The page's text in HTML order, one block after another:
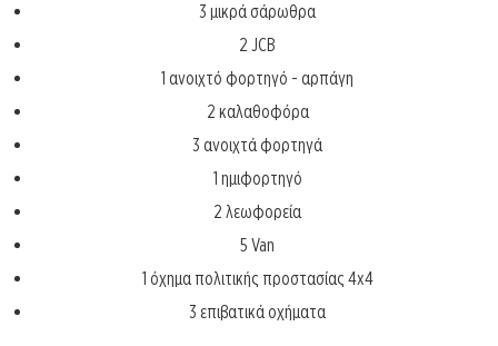
3 μικρά σάρωθρα
2 JCB
1 ανοιχτό φορτηγό - αρπάγη
2 καλαθοφόρα
3 ανοιχτά φορτηγά
1 ημιφορτηγό
2 λεωφορεία
5 Van
1 όχημα πολιτικής προστασίας 4x4
3 επιβατικά οχήματα